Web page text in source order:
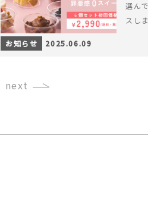
選ん
スし
お知らせ 2025.06.09
›